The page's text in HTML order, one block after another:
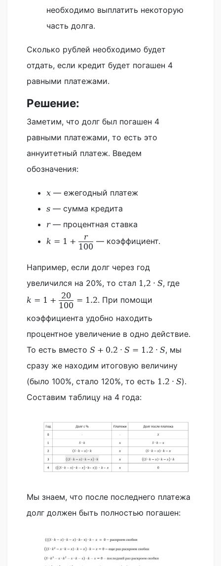
необходимо выплатить некоторую
часть долга.
Сколько рублей необходимо будет
отдать, если кредит будет погашен 4
равными платежами.
Решение:
Заметим, что долг был погашен 4
равными платежами, то есть это
аннуитетный платеж. Введем
обозначения:
x — ежегодный платеж
s — сумма кредита
r— процентная ставка
k = 1 +
r
100
— коэффициент.
Например, если долг через год
увеличился на 20%, то стал 1,2 ⋅ S, где
k = 1 +
20
100
= 1.2. При помощи
коэффициента удобно находить
процентное увеличение в одно действие.
То есть вместо S + 0.2 ⋅ S = 1.2 ⋅ S, мы
сразу же находим итоговую величину
(было 100%, стало 120%, то есть 1.2 ⋅ S).
Составим таблицу на 4 года:
Мы знаем, что после последнего платежа
долг должен быть полностью погашен: